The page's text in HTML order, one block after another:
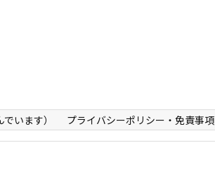
います） プライバシーポリシー・免責事項